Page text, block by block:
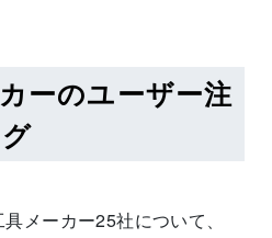
ーのユーザー注
メーカー25社について、